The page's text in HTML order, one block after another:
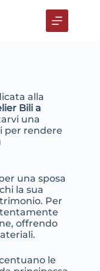
alla
Bili a
una
per rendere
una sposa
la sua
Per
offrendo
le